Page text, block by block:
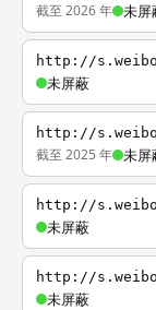
截至 2026 年 未屏
http://
未屏蔽
http://
截至 2025 年 未屏
http://
未屏蔽
http://
未屏蔽